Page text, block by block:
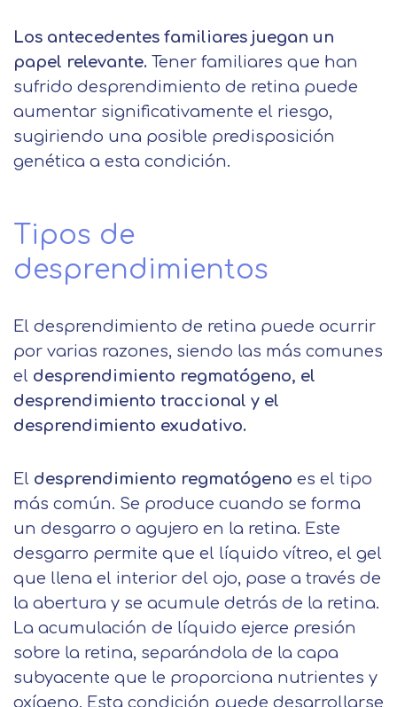
Los antecedentes familiares juegan un
papel relevante. Tener familiares que han
sufrido desprendimiento de retina puede
aumentar significativamente el riesgo,
sugiriendo una posible predisposición
genética a esta condición.
Tipos de
desprendimientos
El desprendimiento de retina puede ocurrir
por varias razones, siendo las más comunes
el desprendimiento regmatógeno, el
desprendimiento traccional y el
desprendimiento exudativo.
El desprendimiento regmatógeno es el tipo
más común. Se produce cuando se forma
un desgarro o agujero en la retina. Este
desgarro permite que el líquido vítreo, el gel
que llena el interior del ojo, pase a través de
la abertura y se acumule detrás de la retina.
La acumulación de líquido ejerce presión
sobre la retina, separándola de la capa
subyacente que le proporciona nutrientes y
oxígeno. Esta condición puede desarrollarse